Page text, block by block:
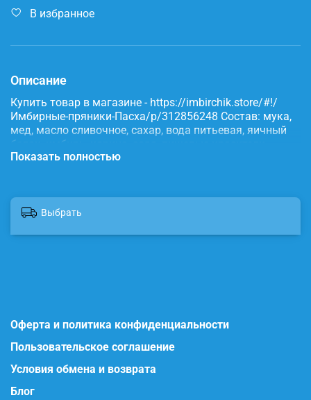
В избранное
Описание
Купить товар в магазине - https://imbirchik.store/#!/
Имбирные-пряники-Пасха/p/312856248 Состав: мука,
мед, масло сливочное, сахар, вода питьевая, яичный
белок, имбирь, корица, сода, пищевые красители.
Показать полностью
Выбрать
Оферта и политика конфиденциальности
Пользовательское соглашение
Условия обмена и возврата
Блог